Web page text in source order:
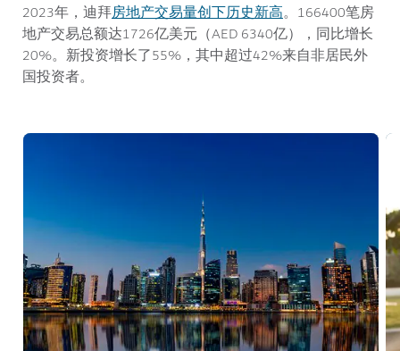
2023年，迪拜房地产交易量创下历史新高。166400笔房
地产交易总额达1726亿美元（AED 6340亿），同比增长
20%。新投资增长了55%，其中超过42%来自非居民外
国投资者。